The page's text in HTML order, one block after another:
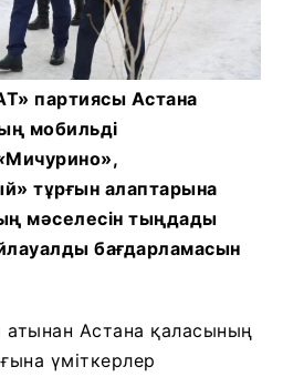
партиясы Астана
мобильді
Мичурино»,
тұрғын алаптарына
мәселесін тыңдады
бағдарламасын
атынан Астана қаласының
үміткерлер